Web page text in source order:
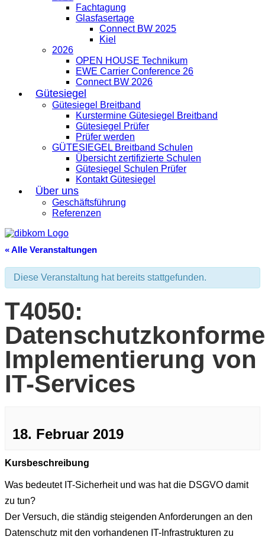
Fachtagung
Glasfasertage
Connect BW 2025
Kiel
2026
OPEN HOUSE Technikum
EWE Carrier Conference 26
Connect BW 2026
Gütesiegel
Gütesiegel Breitband
Kurstermine Gütesiegel Breitband
Gütesiegel Prüfer
Prüfer werden
GÜTESIEGEL Breitband Schulen
Übersicht zertifizierte Schulen
Gütesiegel Schulen Prüfer
Kontakt Gütesiegel
Über uns
Geschäftsführung
Referenzen
« Alle Veranstaltungen
Diese Veranstaltung hat bereits stattgefunden.
T4050:
Datenschutzkonforme
Implementierung von
IT-Services
18. Februar 2019
Kursbeschreibung
Was bedeutet IT-Sicherheit und was hat die DSGVO damit
zu tun?
Der Versuch, die ständig steigenden Anforderungen an den
Datenschutz mit den vorhandenen IT-Infrastrukturen zu